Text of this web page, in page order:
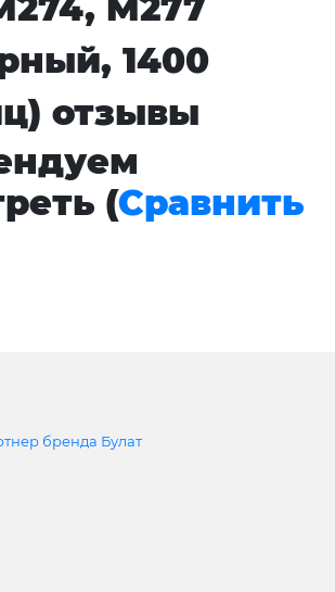
1400
отзывы
(Сравнить
бренда Булат